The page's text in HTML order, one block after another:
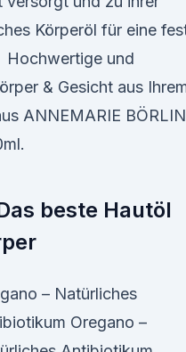
Körperöl für eine
und
& Gesicht aus
ANNEMARIE
beste Hautöl
– Natürliches
Oregano –